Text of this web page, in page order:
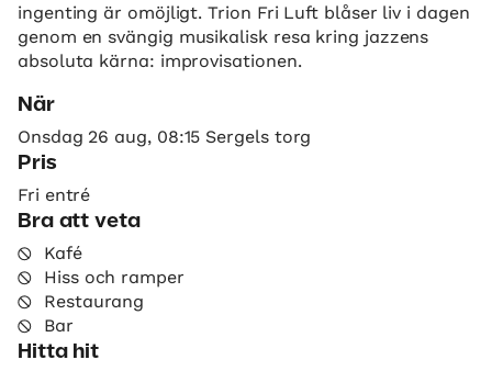
ingenting är omöjligt. Trion Fri Luft blåser liv i dagen
genom en svängig musikalisk resa kring jazzens
absoluta kärna: improvisationen.
När
Onsdag 26 aug, 08:15 Sergels torg
Pris
Fri entré
Bra att veta
Kafé
Hiss och ramper
Restaurang
Bar
Hitta hit